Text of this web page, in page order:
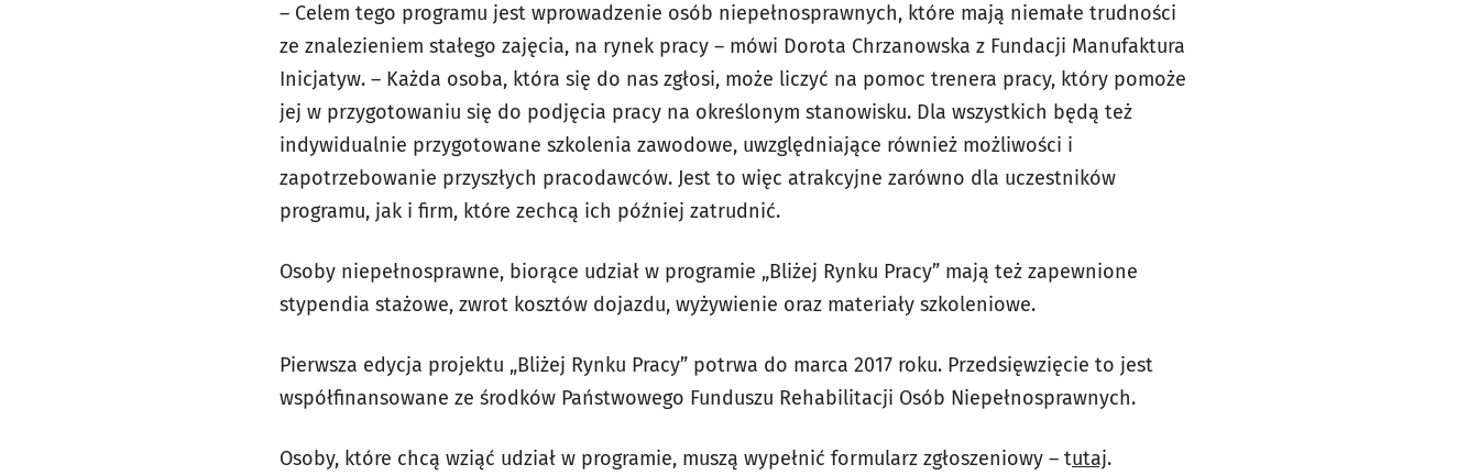
– Celem tego programu jest wprowadzenie osób niepełnosprawnych, które mają niemałe trudności
ze znalezieniem stałego zajęcia, na rynek pracy – mówi Dorota Chrzanowska z Fundacji Manufaktura
Inicjatyw. – Każda osoba, która się do nas zgłosi, może liczyć na pomoc trenera pracy, który pomoże
jej w przygotowaniu się do podjęcia pracy na określonym stanowisku. Dla wszystkich będą też
indywidualnie przygotowane szkolenia zawodowe, uwzględniające również możliwości i
zapotrzebowanie przyszłych pracodawców. Jest to więc atrakcyjne zarówno dla uczestników
programu, jak i firm, które zechcą ich później zatrudnić.
Osoby niepełnosprawne, biorące udział w programie „Bliżej Rynku Pracy” mają też zapewnione
stypendia stażowe, zwrot kosztów dojazdu, wyżywienie oraz materiały szkoleniowe.
Pierwsza edycja projektu „Bliżej Rynku Pracy” potrwa do marca 2017 roku. Przedsięwzięcie to jest
współfinansowane ze środków Państwowego Funduszu Rehabilitacji Osób Niepełnosprawnych.
Osoby, które chcą wziąć udział w programie, muszą wypełnić formularz zgłoszeniowy – tutaj.